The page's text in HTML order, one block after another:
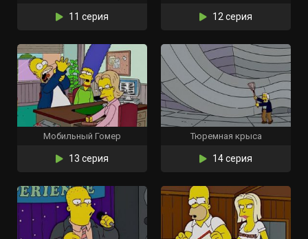
11 серия 12 серия
Мобильный Гомер
13 серия
Тюремная крыса
14 серия